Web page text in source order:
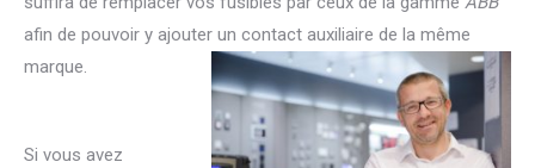
afin de pouvoir y ajouter un contact auxiliaire de la même
marque.
Si vous avez